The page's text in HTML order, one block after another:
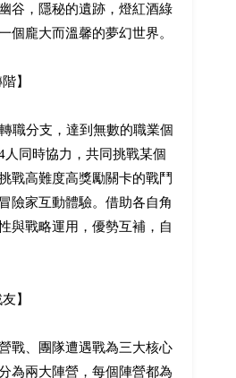
谷，隱秘的遺跡，燈紅酒綠
個龐大而溫馨的夢幻世界。
】
職分支，達到無數的職業個
同時協力，共同挑戰某個
戰高難度高獎勵關卡的戰鬥
險家互動體驗。借助各自角
與戰略運用，優勢互補，自
】
戰、團隊遭遇戰為三大核心
為兩大陣營，每個陣營都為